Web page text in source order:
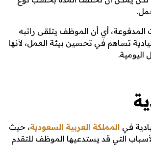
المدفوعة، أي أن الموظف يتلقى راتبه
تساهم في تحسين بيئة العمل، لأنها
في المملكة العربية السعودية، حيث
التي قد يستدعيها الموظف للتقدم